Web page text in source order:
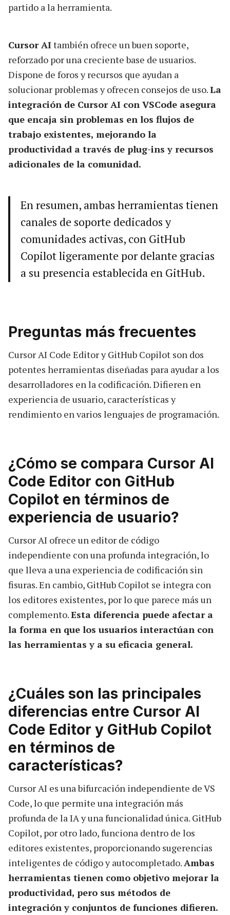
partido a la herramienta.
Cursor AItambién ofrece un buen soporte,
reforzado por una creciente base de usuarios.
Dispone de foros y recursos que ayudan a
solucionar problemas y ofrecen consejos de uso.La
integración de Cursor AI con VSCode asegura
que encaja sin problemas en los flujos de
trabajo existentes, mejorando la
productividad a través de plug-ins y recursos
adicionales de la comunidad.
En resumen, ambas herramientas tienen
canales de soporte dedicados y
comunidades activas, con GitHub
Copilot ligeramente por delante gracias
a su presencia establecida en GitHub.
Preguntas más frecuentes
Cursor AI Code Editor y GitHub Copilot son dos
potentes herramientas diseñadas para ayudar a los
desarrolladores en la codificación. Difieren en
experiencia de usuario, características y
rendimiento en varios lenguajes de programación.
¿Cómo se compara Cursor AI
Code Editor con GitHub
Copilot en términos de
experiencia de usuario?
Cursor AI ofrece un editor de código
independiente con una profunda integración, lo
que lleva a una experiencia de codificación sin
fisuras. En cambio, GitHub Copilot se integra con
los editores existentes, por lo que parece más un
complemento.Esta diferencia puede afectar a
la forma en que los usuarios interactúan con
las herramientas y a su eficacia general.
¿Cuáles son las principales
diferencias entre Cursor AI
Code Editor y GitHub Copilot
en términos de
características?
Cursor AI es una bifurcación independiente de VS
Code, lo que permite una integración más
profunda de la IA y una funcionalidad única. GitHub
Copilot, por otro lado, funciona dentro de los
editores existentes, proporcionando sugerencias
inteligentes de código y autocompletado. Ambas
herramientas tienen como objetivo mejorar la
productividad, pero sus métodos de
integración y conjuntos de funciones difieren.